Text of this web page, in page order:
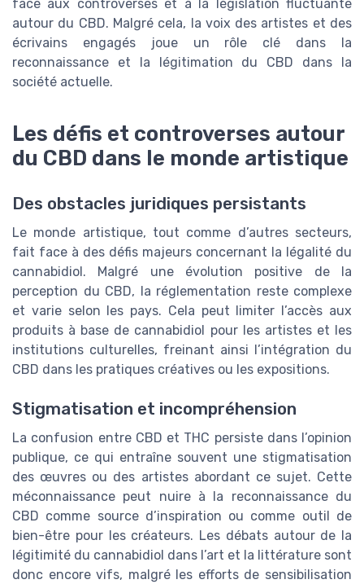
face aux controverses et à la législation fluctuante
autour du CBD. Malgré cela, la voix des artistes et des
écrivains engagés joue un rôle clé dans la
reconnaissance et la légitimation du CBD dans la
société actuelle.
Les défis et controverses autour
du CBD dans le monde artistique
Des obstacles juridiques persistants
Le monde artistique, tout comme d’autres secteurs,
fait face à des défis majeurs concernant la légalité du
cannabidiol. Malgré une évolution positive de la
perception du CBD, la réglementation reste complexe
et varie selon les pays. Cela peut limiter l’accès aux
produits à base de cannabidiol pour les artistes et les
institutions culturelles, freinant ainsi l’intégration du
CBD dans les pratiques créatives ou les expositions.
Stigmatisation et incompréhension
La confusion entre CBD et THC persiste dans l’opinion
publique, ce qui entraîne souvent une stigmatisation
des œuvres ou des artistes abordant ce sujet. Cette
méconnaissance peut nuire à la reconnaissance du
CBD comme source d’inspiration ou comme outil de
bien-être pour les créateurs. Les débats autour de la
légitimité du cannabidiol dans l’art et la littérature sont
donc encore vifs, malgré les efforts de sensibilisation